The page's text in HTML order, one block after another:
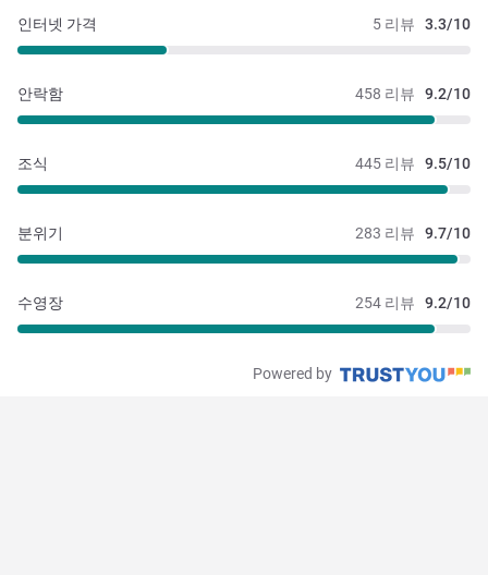
5 리뷰 3.3/10
인터넷 가격
458 리뷰 9.2/10
안락함
445 리뷰 9.5/10
조식
283 리뷰 9.7/10
분위기
254 리뷰 9.2/10
수영장
Powered by